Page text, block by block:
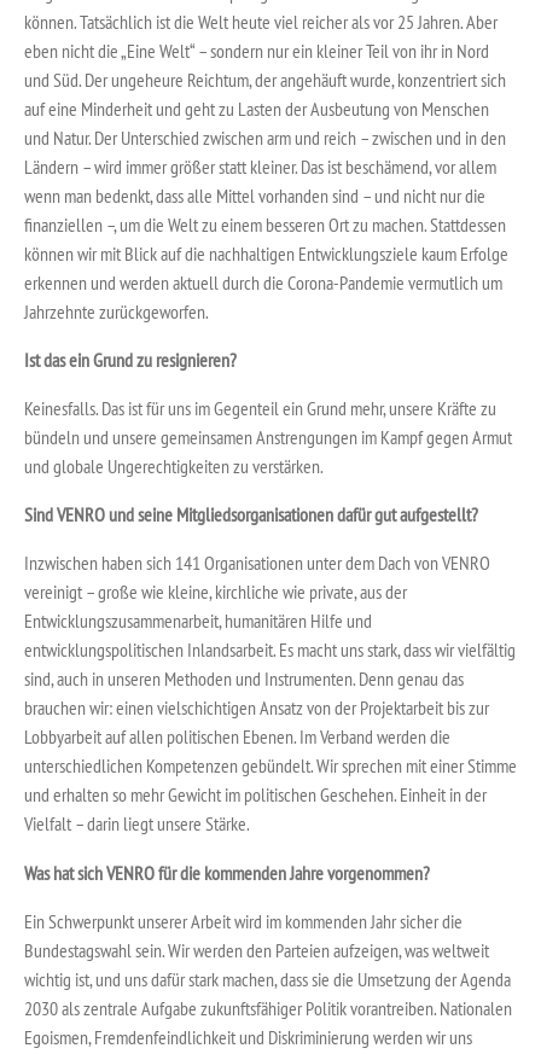
können. Tatsächlich ist die Welt heute viel reicher als vor 25 Jahren. Aber
eben nicht die „Eine Welt“ – sondern nur ein kleiner Teil von ihr in Nord
und Süd. Der ungeheure Reichtum, der angehäuft wurde, konzentriert sich
auf eine Minderheit und geht zu Lasten der Ausbeutung von Menschen
und Natur. Der Unterschied zwischen arm und reich – zwischen und in den
Ländern – wird immer größer statt kleiner. Das ist beschämend, vor allem
wenn man bedenkt, dass alle Mittel vorhanden sind – und nicht nur die
finanziellen –, um die Welt zu einem besseren Ort zu machen. Stattdessen
können wir mit Blick auf die nachhaltigen Entwicklungsziele kaum Erfolge
erkennen und werden aktuell durch die Corona-Pandemie vermutlich um
Jahrzehnte zurückgeworfen.
Ist das ein Grund zu resignieren?
Keinesfalls. Das ist für uns im Gegenteil ein Grund mehr, unsere Kräfte zu
bündeln und unsere gemeinsamen Anstrengungen im Kampf gegen Armut
und globale Ungerechtigkeiten zu verstärken.
Sind VENRO und seine Mitgliedsorganisationen dafür gut aufgestellt?
Inzwischen haben sich 141 Organisationen unter dem Dach von VENRO
vereinigt – große wie kleine, kirchliche wie private, aus der
Entwicklungszusammenarbeit, humanitären Hilfe und
entwicklungspolitischen Inlandsarbeit. Es macht uns stark, dass wir vielfältig
sind, auch in unseren Methoden und Instrumenten. Denn genau das
brauchen wir: einen vielschichtigen Ansatz von der Projektarbeit bis zur
Lobbyarbeit auf allen politischen Ebenen. Im Verband werden die
unterschiedlichen Kompetenzen gebündelt. Wir sprechen mit einer Stimme
und erhalten so mehr Gewicht im politischen Geschehen. Einheit in der
Vielfalt – darin liegt unsere Stärke.
Was hat sich VENRO für die kommenden Jahre vorgenommen?
Ein Schwerpunkt unserer Arbeit wird im kommenden Jahr sicher die
Bundestagswahl sein. Wir werden den Parteien aufzeigen, was weltweit
wichtig ist, und uns dafür stark machen, dass sie die Umsetzung der Agenda
2030 als zentrale Aufgabe zukunftsfähiger Politik vorantreiben. Nationalen
Egoismen, Fremdenfeindlichkeit und Diskriminierung werden wir uns